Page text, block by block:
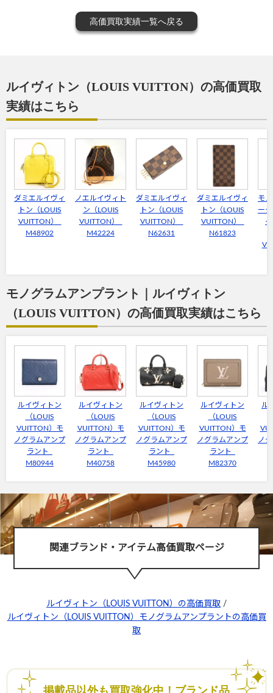
高価買取実績一覧へ戻る
ルイヴィトン（LOUIS VUITTON）の高価買取
実績はこちら
ダミエルイヴィ
トン（LOUIS
VUITTON）
M48902
ノエルイヴィト
ン（LOUIS
VUITTON）
M42224
ダミエルイヴィ
トン（LOUIS
VUITTON）
N62631
ダミエルイヴィ
トン（LOUIS
VUITTON）
N61823
モ
ー
モノグラムアンプラント｜ルイヴィトン
（LOUIS VUITTON）の高価買取実績はこちら
ルイヴィトン
（LOUIS
VUITTON）モ
ノグラムアンプ
ラント
M80944
ルイヴィトン
（LOUIS
VUITTON）モ
ノグラムアンプ
ラント
M40758
ルイヴィトン
（LOUIS
VUITTON）モ
ノグラムアンプ
ラント
M45980
ルイヴィトン
（LOUIS
VUITTON）モ
ノグラムアンプ
ラント
M82370
ル
ノ
関連ブランド・アイテム高価買取ページ
ルイヴィトン（LOUIS VUITTON）の高価買取 /
ルイヴィトン（LOUIS VUITTON）モノグラムアンプラントの高価買
取
掲載品以外も買取強化中！ブランド品